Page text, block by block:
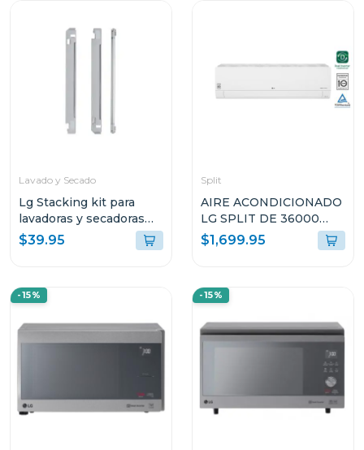
Lavado y Secado
Lg Stacking kit para
lavadoras y secadoras
tds270
$39.95
Split
AIRE ACONDICIONADO
LG SPLIT DE 36000
BTU DUAL INVERTER
SW362H8
$1,699.95
-15% -15%